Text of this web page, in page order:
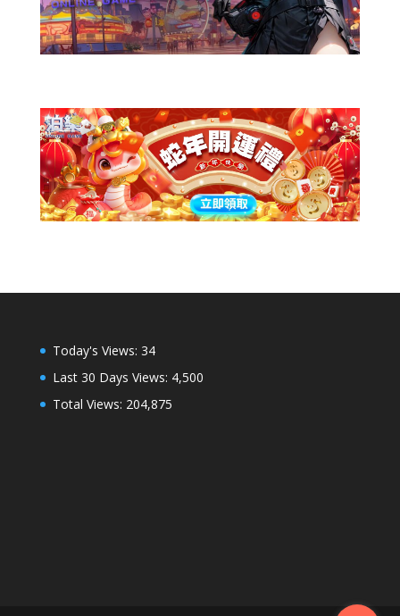
Today's Views: 34
Last 30 Days Views: 4,500
Total Views: 204,875